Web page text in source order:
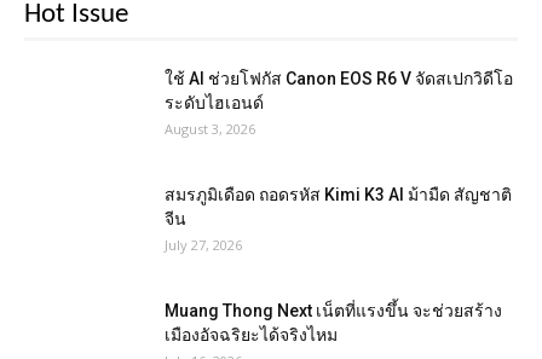
Hot Issue
ใช้ AI ช่วยโฟกัส Canon EOS R6 V จัดสเปกวิดีโอ
ระดับไฮเอนด์
August 3, 2026
สมรภูมิเดือด ถอดรหัส Kimi K3 AI ม้ามืด สัญชาติ
จีน
July 27, 2026
Muang Thong Next เน็ตที่แรงขึ้น จะช่วยสร้าง
เมืองอัจฉริยะได้จริงไหม